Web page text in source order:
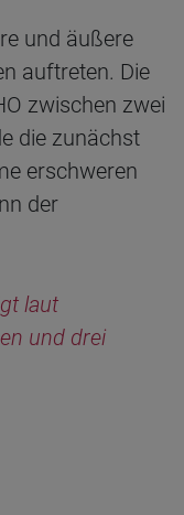
und äußere
auftreten. Die
zwischen zwei
die zunächst
erschweren
der
laut
und drei